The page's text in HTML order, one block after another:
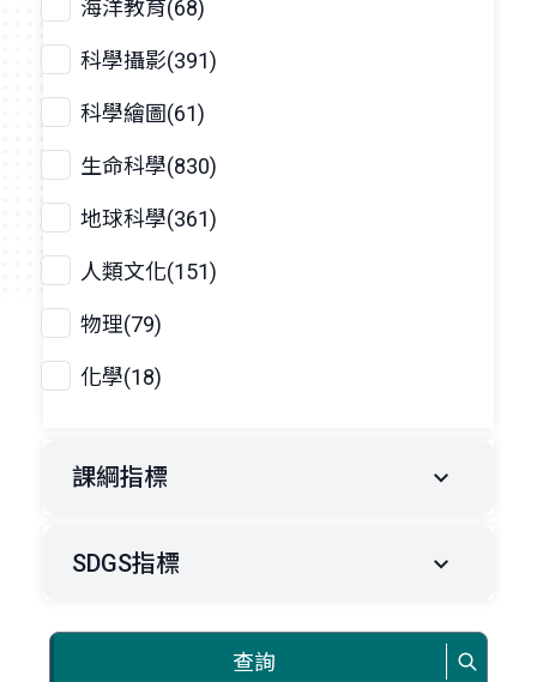
海洋教育(68)
科學攝影(391)
科學繪圖(61)
生命科學(830)
地球科學(361)
人類文化(151)
物理(79)
化學(18)
課綱指標
SDGS指標
查詢